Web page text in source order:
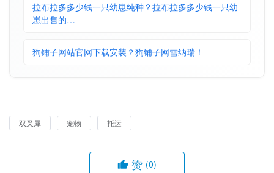
拉布拉多多少钱一只幼崽纯种？拉布拉多多少钱一只幼
崽出售的…
狗铺子网站官网下载安装？狗铺子网雪纳瑞！
双叉犀 宠物 托运
赞 (0)